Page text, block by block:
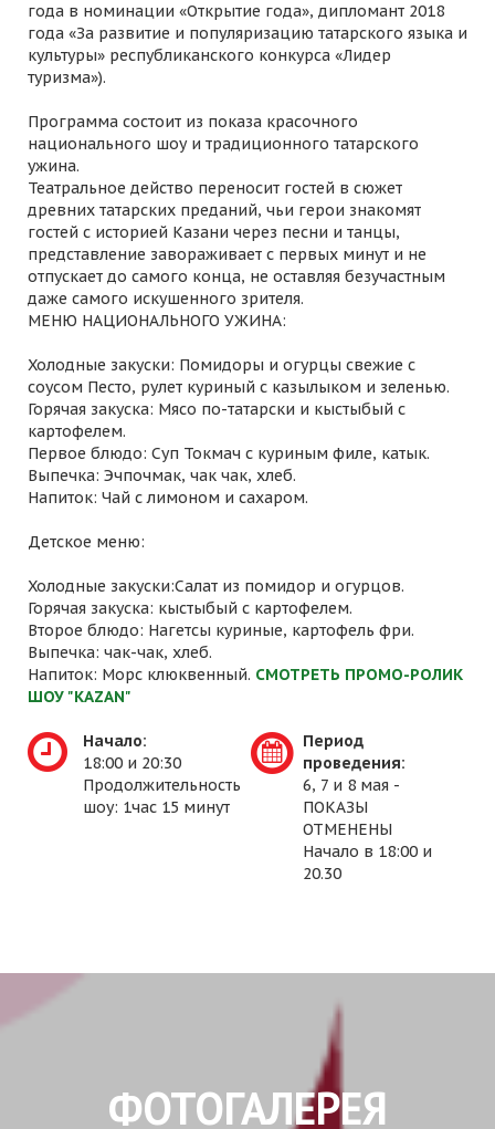
года в номинации «Открытие года», дипломант 2018
года «За развитие и популяризацию татарского языка и
культуры» республиканского конкурса «Лидер
туризма»).
Программа состоит из показа красочного
национального шоу и традиционного татарского
ужина.
Театральное действо переносит гостей в сюжет
древних татарских преданий, чьи герои знакомят
гостей с историей Казани через песни и танцы,
представление завораживает с первых минут и не
отпускает до самого конца, не оставляя безучастным
даже самого искушенного зрителя.
МЕНЮ НАЦИОНАЛЬНОГО УЖИНА:
Холодные закуски: Помидоры и огурцы свежие с
соусом Песто, рулет куриный с казылыком и зеленью.
Горячая закуска: Мясо по-татарски и кыстыбый с
картофелем.
Первое блюдо: Суп Токмач с куриным филе, катык.
Выпечка: Эчпочмак, чак чак, хлеб.
Напиток: Чай с лимоном и сахаром.
Детское меню:
Холодные закуски:Салат из помидор и огурцов.
Горячая закуска: кыстыбый с картофелем.
Второе блюдо: Нагетсы куриные, картофель фри.
Выпечка: чак-чак, хлеб.
Напиток: Морс клюквенный. СМОТРЕТЬ ПРОМО-РОЛИК
ШОУ "KAZAN"
Начало:
18:00 и 20:30
Продолжительность
шоу: 1час 15 минут
Период
проведения:
6, 7 и 8 мая -
ПОКАЗЫ
ОТМЕНЕНЫ
Начало в 18:00 и
20.30
ФОТОГАЛЕРЕЯ